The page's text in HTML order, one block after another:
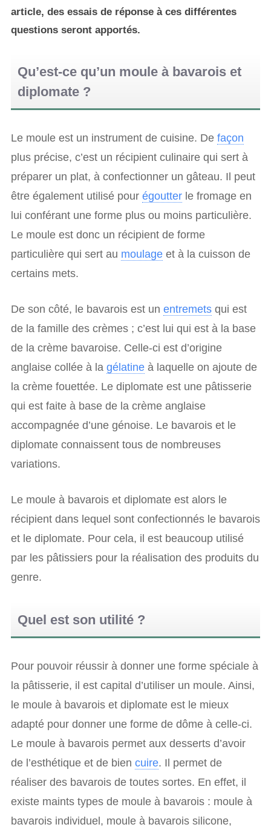
article, des essais de réponse à ces différentes
questions seront apportés.
Qu’est-ce qu’un moule à bavarois et
diplomate ?
Le moule est un instrument de cuisine. De façon
plus précise, c’est un récipient culinaire qui sert à
préparer un plat, à confectionner un gâteau. Il peut
être également utilisé pour égoutter le fromage en
lui conférant une forme plus ou moins particulière.
Le moule est donc un récipient de forme
particulière qui sert au moulage et à la cuisson de
certains mets.
De son côté, le bavarois est un entremets qui est
de la famille des crèmes ; c’est lui qui est à la base
de la crème bavaroise. Celle-ci est d’origine
anglaise collée à la gélatine à laquelle on ajoute de
la crème fouettée. Le diplomate est une pâtisserie
qui est faite à base de la crème anglaise
accompagnée d’une génoise. Le bavarois et le
diplomate connaissent tous de nombreuses
variations.
Le moule à bavarois et diplomate est alors le
récipient dans lequel sont confectionnés le bavarois
et le diplomate. Pour cela, il est beaucoup utilisé
par les pâtissiers pour la réalisation des produits du
genre.
Quel est son utilité ?
Pour pouvoir réussir à donner une forme spéciale à
la pâtisserie, il est capital d’utiliser un moule. Ainsi,
le moule à bavarois et diplomate est le mieux
adapté pour donner une forme de dôme à celle-ci.
Le moule à bavarois permet aux desserts d’avoir
de l’esthétique et de bien cuire. Il permet de
réaliser des bavarois de toutes sortes. En effet, il
existe maints types de moule à bavarois : moule à
bavarois individuel, moule à bavarois silicone,